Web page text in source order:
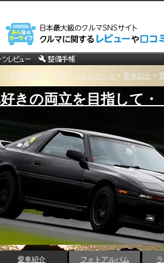
> 車種別情報 > 三菱 > グランディス > 愛車紹介 >
きの両立を目指して・
愛車紹介 フォトアルバム